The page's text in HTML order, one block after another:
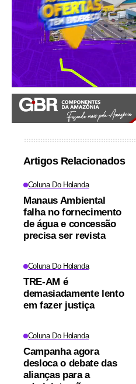
Artigos Relacionados
Coluna Do Holanda
Manaus Ambiental
falha no fornecimento
de água e concessão
precisa ser revista
Coluna Do Holanda
TRE-AM é
demasiadamente lento
em fazer justiça
Coluna Do Holanda
Campanha agora
desloca o debate das
alianças para a